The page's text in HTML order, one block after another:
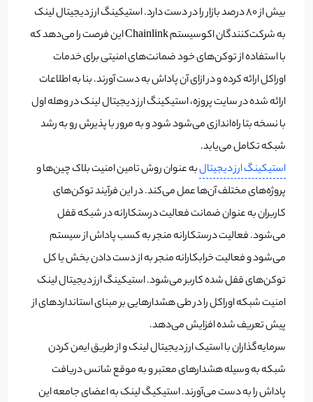
بیش از 80 درصد بازار را در دست دارد. استیکینگ ارز دیجیتال لینک
به شرکت‌کنندگان اکوسیستم Chainlink این فرصت را می‌دهد که
با استفاده از توکن‌های خود ضمانت‌های امنیتی برای خدمات
اوراکل ارائه کرده و در ازای آن پاداش به دست آورند. بنا به اطلاعات
ارائه شده در سایت پروزه، استیکینگ ارز دیجیتال لینک در وهله اول
با نسخه بتا راه‌اندازی می‌شود شود و به مرور با پذیرش رو به رشد
شبکه تکامل می‌یابد.
استیکینگ ارز دیجیتالبه عنوان روش تامین امنیت بلاک چین‌ها و
پروژه‌های مختلف آن‌ها عمل می‌کند. در این فرآیند توکن‌های
کاربران به عنوان ضمانت فعالیت درستکارانه در شبکه قفل
می‌شود. فعالیت درستکارانه منجر به کسب پاداش از سیستم
می‌شود و فعالیت خرابکارانه منجر به از دست دادن بخش یا کل
توکن‌های قفل شده کاربر می‌شود. استیکینگ ارز دیجیتال لینک
امنیت شبکه اوراکل را در طی هشدارهایی بر مبنای استانداردهای از
پیش تعریف شده افزایش می‌دهد.
سرمایه‌گذاران با استیک ارز دیجیتال لینک و از طریق ایمن کردن
شبکه به وسیله هشدارهای معتبر و به موقع شانس دریافت
پاداش را به دست می‌آورند. استیکیگ لینک به اعضای جامعه این